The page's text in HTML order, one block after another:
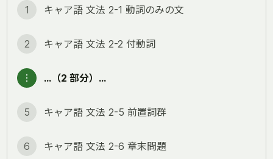
1 キャア語 文法 2-1 動詞のみの文
2 キャア語 文法 2-2 付動詞
︙ …（2 部分）…
5 キャア語 文法 2-5 前置詞群
6 キャア語 文法 2-6 章末問題